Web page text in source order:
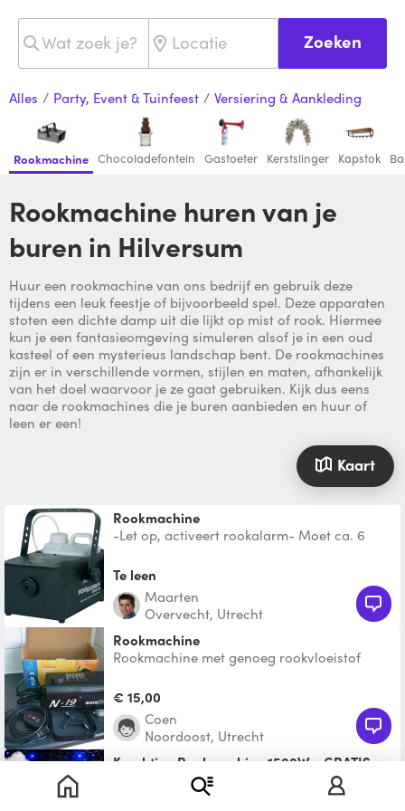
Zoeken
Alles / Party, Event & Tuinfeest / Versiering & Aankleding
Rookmachine Chocoladefontein Gastoeter Kerstslinger Kapstok
Rookmachine huren van je
buren in Hilversum
Huur een rookmachine van ons bedrijf en gebruik deze
tijdens een leuk feestje of bijvoorbeeld spel. Deze apparaten
stoten een dichte damp uit die lijkt op mist of rook. Hiermee
kun je een fantasieomgeving simuleren alsof je in een oud
kasteel of een mysterieus landschap bent. De rookmachines
zijn er in verschillende vormen, stijlen en maten, afhankelijk
van het doel waarvoor je ze gaat gebruiken. Kijk dus eens
naar de rookmachines die je buren aanbieden en huur of
leen er een!
Kaart
Rookmachine
-Let op, activeert rookalarm- Moet ca. 6
afkoelen. Pruttelt en r
Te leen
Maarten
Overvecht, Utrecht
Rookmachine
Rookmachine met genoeg rookvloeistof
huismeester of kleinere e
€ 15,00
Coen
Noordoost, Utrecht
Krachtige Rookmachine 1500W + GRATIS
Rookmachine voor horizontaal en verticaal